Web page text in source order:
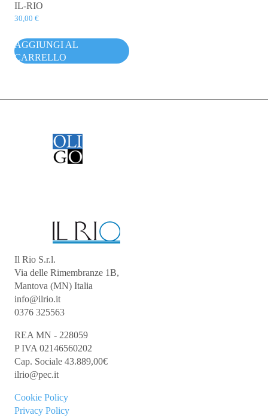
IL-RIO
30,00 €
AGGIUNGI AL
CARRELLO
Il Rio S.r.l.
Via delle Rimembranze 1B,
Mantova (MN) Italia
info@ilrio.it
0376 325563
REA MN - 228059
P IVA 02146560202
Cap. Sociale 43.889,00€
ilrio@pec.it
Cookie Policy
Privacy Policy